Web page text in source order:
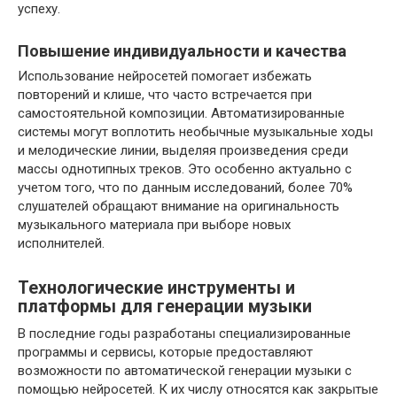
успеху.
Повышение индивидуальности и качества
Использование нейросетей помогает избежать
повторений и клише, что часто встречается при
самостоятельной композиции. Автоматизированные
системы могут воплотить необычные музыкальные ходы
и мелодические линии, выделяя произведения среди
массы однотипных треков. Это особенно актуально с
учетом того, что по данным исследований, более 70%
слушателей обращают внимание на оригинальность
музыкального материала при выборе новых
исполнителей.
Технологические инструменты и
платформы для генерации музыки
В последние годы разработаны специализированные
программы и сервисы, которые предоставляют
возможности по автоматической генерации музыки с
помощью нейросетей. К их числу относятся как закрытые